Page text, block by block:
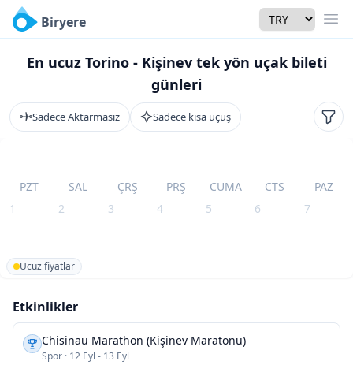
Biryere Currency
En ucuz Torino - Kişinev tek yön uçak bileti
günleri
Sadece Aktarmasız Sadece kısa uçuş
PZT SAL ÇRŞ PRŞ CUMA CTS
PAZ
1
2 3 4 5 6 7
Ucuz fiyatlar
Etkinlikler
Chisinau Marathon (Kişinev Maratonu)
Spor · 12 Eyl - 13 Eyl